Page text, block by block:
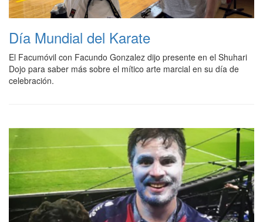
Día Mundial del Karate
El Facumóvil con Facundo Gonzalez dijo presente en el Shuhari
Dojo para saber más sobre el mítico arte marcial en su día de
celebración.